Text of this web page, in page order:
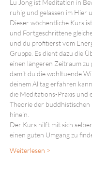
Lu Jong ist Meditation in
ruhig und gelassen im Hier
Dieser wöchentliche Kurs
und Fortgeschrittene
und du profitierst vom
Gruppe. Es dient dazu die
einen längeren Zeitraum zu
damit du die wohltuende
deinem Alltag erfahren
die Meditations-Praxis und
Theorie der buddhistischen
hinein.
Der Kurs hilft mit sich
einen guten Umgang zu
Weiterlesen >